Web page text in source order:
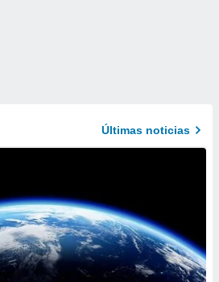
Últimas noticias